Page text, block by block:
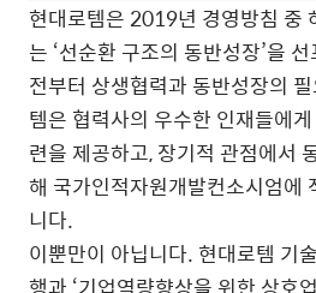
현대로템은 2019년 경영방침 중
는 ‘선순환 구조의 동반성장’을
전부터 상생협력과 동반성장의
템은 협력사의 우수한 인재들에
련을 제공하고, 장기적 관점에서
해 국가인적자원개발컨소시엄에
니다.
이뿐만이 아닙니다. 현대로템 기
행과 ‘기업역량향상을 위한 상호